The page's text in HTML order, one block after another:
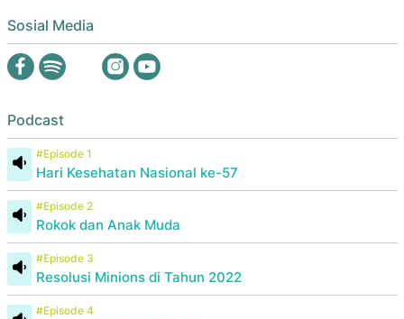
Sosial Media
Podcast
#Episode 1
Hari Kesehatan Nasional ke-57
#Episode 2
Rokok dan Anak Muda
#Episode 3
Resolusi Minions di Tahun 2022
#Episode 4